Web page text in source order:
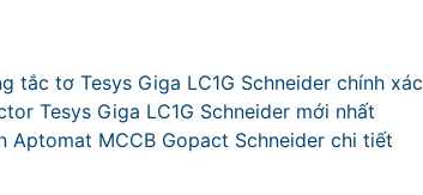
tắc tơ Tesys Giga LC1G Schneider chính xác
Tesys Giga LC1G Schneider mới nhất
Aptomat MCCB Gopact Schneider chi tiết